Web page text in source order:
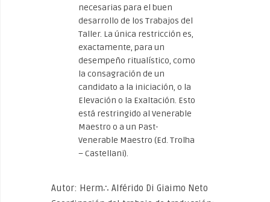
necesarias para el buen
desarrollo de los Trabajos del
Taller. La única restricción es,
exactamente, para un
desempeño ritualístico, como
la consagración de un
candidato a la iniciación, o la
Elevación o la Exaltación. Esto
está restringido al Venerable
Maestro o a un Past-
Venerable Maestro (Ed. Trolha
– Castellani).
Autor: Herm∴ Alférido Di Giaimo Neto